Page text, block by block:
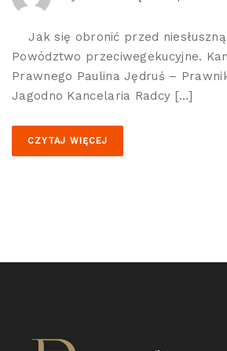
Jak się obronić przed niesłuszną
Powództwo przeciwegekucyjne.
Prawnego Paulina Jędruś –
Jagodno Kancelaria Radcy […]
CZYTAJ WIĘCEJ